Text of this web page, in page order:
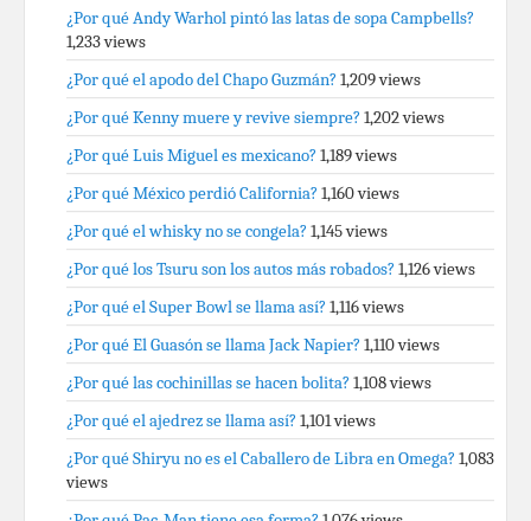
¿Por qué Andy Warhol pintó las latas de sopa Campbells?
1,233 views
¿Por qué el apodo del Chapo Guzmán? 1,209 views
¿Por qué Kenny muere y revive siempre? 1,202 views
¿Por qué Luis Miguel es mexicano? 1,189 views
¿Por qué México perdió California? 1,160 views
¿Por qué el whisky no se congela? 1,145 views
¿Por qué los Tsuru son los autos más robados? 1,126 views
¿Por qué el Super Bowl se llama así? 1,116 views
¿Por qué El Guasón se llama Jack Napier? 1,110 views
¿Por qué las cochinillas se hacen bolita? 1,108 views
¿Por qué el ajedrez se llama así? 1,101 views
¿Por qué Shiryu no es el Caballero de Libra en Omega? 1,083
views